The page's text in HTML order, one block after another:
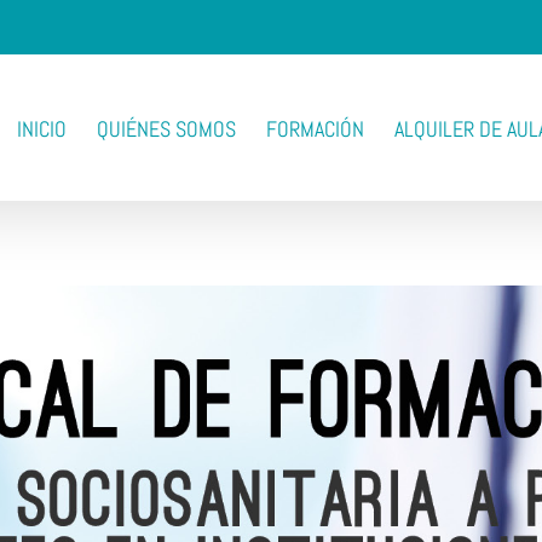
INICIO QUIÉNES SOMOS FORMACIÓN ALQUILER DE